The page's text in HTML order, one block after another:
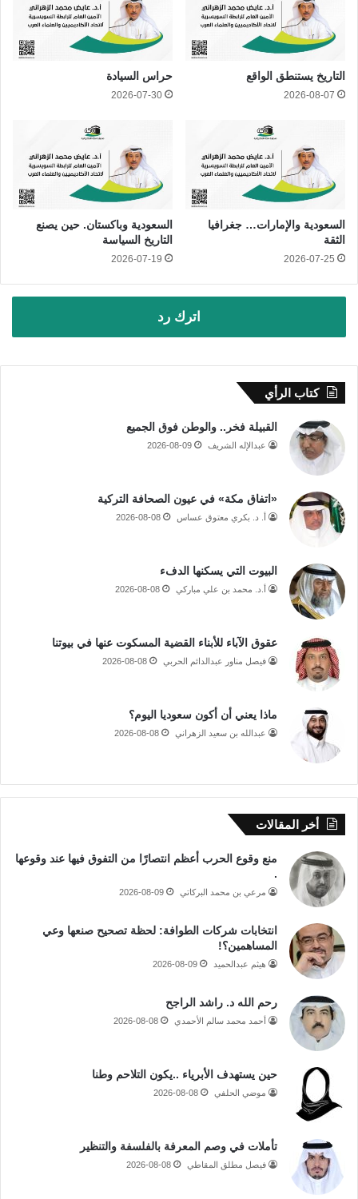
التاريخ يستنطق الواقع
2026-08-07
حراس السيادة
2026-07-30
السعودية والإمارات… جغرافيا
الثقة
2026-07-25
السعودية وباكستان. حين يصنع
التاريخ السياسة
2026-07-19
اترك رد
كتاب الرأي
القبيلة فخر.. والوطن فوق الجميع
عبدالإله الشريف 2026-08-09
«اتفاق مكة» في عيون الصحافة التركية
أ. د. بكري معتوق عساس 2026-08-08
البيوت التي يسكنها الدفء
أ.د. محمد بن علي مباركي 2026-08-08
عقوق الآباء للأبناء القضية المسكوت عنها في بيوتنا
فيصل مناور عبدالدائم الحربي 2026-08-08
ماذا يعني أن أكون سعوديا اليوم؟
عبدالله بن سعيد الزهراني 2026-08-08
أخر المقالات
منع وقوع الحرب أعظم انتصارًا من التفوق فيها عند وقوعها
.
مرعي بن محمد البركاتي 2026-08-09
انتخابات شركات الطوافة: لحظة تصحيح صنعها وعي
المساهمين؟!
هيثم عبدالحميد 2026-08-09
رحم الله د. راشد الراجح
أحمد محمد سالم الأحمدي 2026-08-08
حين يستهدف الأبرياء ..يكون التلاحم وطنا
موضي الحلفي 2026-08-08
تأملات في وصم المعرفة بالفلسفة والتنظير
فيصل مطلق المقاطي 2026-08-08